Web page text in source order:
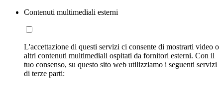
Contenuti multimediali esterni
L'accettazione di questi servizi ci consente di mostrarti video o
altri contenuti multimediali ospitati da fornitori esterni. Con il
tuo consenso, su questo sito web utilizziamo i seguenti servizi
di terze parti: